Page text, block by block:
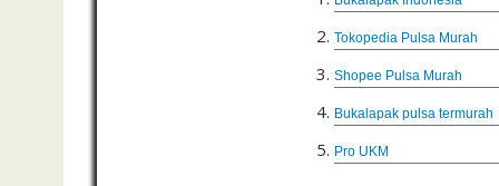
Tokopedia Pulsa Murah
Shopee Pulsa Murah
Bukalapak pulsa termurah
Pro UKM